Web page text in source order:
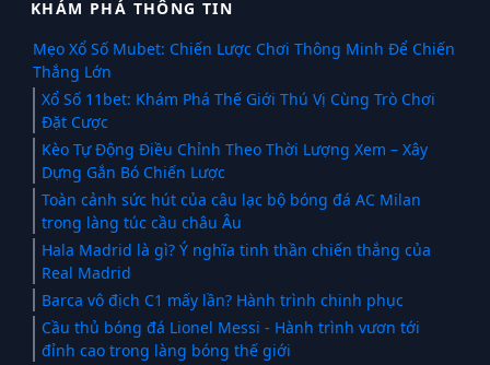
KHÁM PHÁ THÔNG TIN
Mẹo Xổ Số Mubet: Chiến Lược Chơi Thông Minh Để Chiến
Thắng Lớn
Xổ Số 11bet: Khám Phá Thế Giới Thú Vị Cùng Trò Chơi
Đặt Cược
Kèo Tự Động Điều Chỉnh Theo Thời Lượng Xem – Xây
Dựng Gắn Bó Chiến Lược
Toàn cảnh sức hút của câu lạc bộ bóng đá AC Milan
trong làng túc cầu châu Âu
Hala Madrid là gì? Ý nghĩa tinh thần chiến thắng của
Real Madrid
Barca vô địch C1 mấy lần? Hành trình chinh phục
Cầu thủ bóng đá Lionel Messi - Hành trình vươn tới
đỉnh cao trong làng bóng thế giới